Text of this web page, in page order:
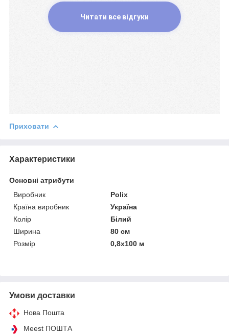
Читати все відгуки
Приховати
Характеристики
Основні атрибути
Виробник
Polix
Країна виробник
Україна
Колір
Білий
Ширина
80 см
Розмір
0,8х100 м
Умови доставки
Нова Пошта
Meest ПОШТА